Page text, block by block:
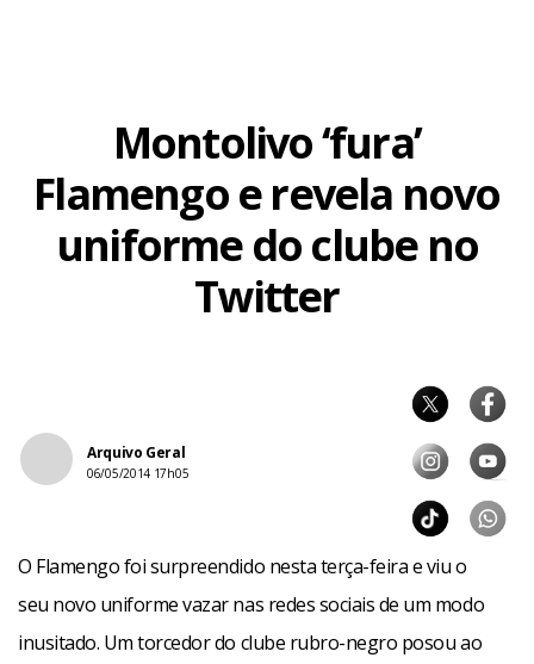
Montolivo ‘fura’
Flamengo e revela novo
uniforme do clube no
Twitter
Arquivo Geral
06/05/2014 17h05
O Flamengo foi surpreendido nesta terça-feira e viu o
seu novo uniforme vazar nas redes sociais de um modo
inusitado. Um torcedor do clube rubro-negro posou ao